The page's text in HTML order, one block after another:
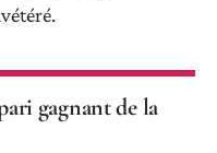
gagnant de la